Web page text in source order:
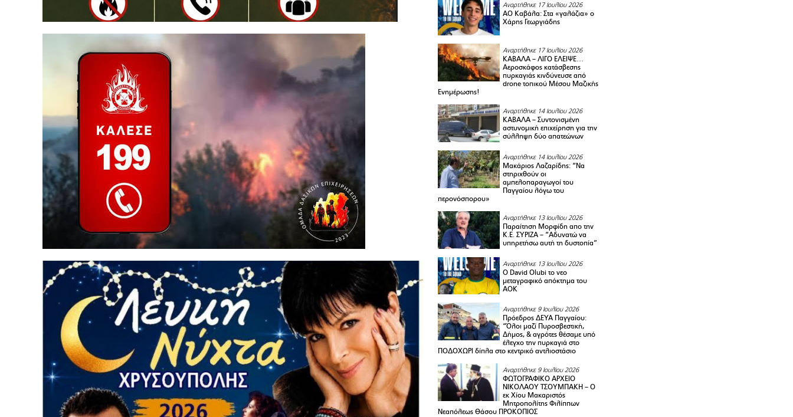
Αναρτήθηκε 17 Ιουλίου 2026
ΑΟ Καβάλα: Στα «γαλάζια» ο
Χάρης Γεωργιάδης
Αναρτήθηκε 17 Ιουλίου 2026
ΚΑΒΑΛΑ – ΛΙΓΟ ΕΛΕΙΨΕ…
Αεροσκάφος κατάσβεσης
πυρκαγιάς κινδύνευσε από
drone τοπικού Μέσου Μαζικής
Ενημέρωσης!
Αναρτήθηκε 14 Ιουλίου 2026
ΚΑΒΑΛΑ – Συντονισμένη
αστυνομική επιχείρηση για την
σύλληψη δύο απατεώνων
Αναρτήθηκε 14 Ιουλίου 2026
Μακάριος Λαζαρίδης: “Να
στηριχθούν οι
αμπελοπαραγωγοί του
Παγγαίου λόγω του
περονόσπορου»
Αναρτήθηκε 13 Ιουλίου 2026
Παραίτηση Μορφίδη απο την
Κ.Ε. ΣΥΡΙΖΑ – “Αδυνατώ να
υπηρετήσω αυτή τη δυστοπία”
Αναρτήθηκε 13 Ιουλίου 2026
Ο David Olubi το νεο
μεταγραφικό απόκτημα του
ΑΟΚ
Αναρτήθηκε 9 Ιουλίου 2026
Πρόεδρος ΔΕΥΑ Παγγαίου:
“Όλοι μαζί Πυροσβεστική,
Δήμος, & αγρότες θέσαμε υπό
έλεγχο την πυρκαγιά στο
ΠΟΔΟΧΩΡΙ δίπλα στο κεντρικό αντλιοστάσιο
Αναρτήθηκε 9 Ιουλίου 2026
ΦΩΤΟΓΡΑΦΙΚΟ ΑΡΧΕΙΟ
ΝΙΚΟΛΑΟΥ ΤΣΟΥΜΠΑΚΗ – Ο
εκ Χίου Μακαριστός
Μητροπολίτης Φιλίππων
Νεαπόλεως Θάσου ΠΡΟΚΟΠΙΟΣ